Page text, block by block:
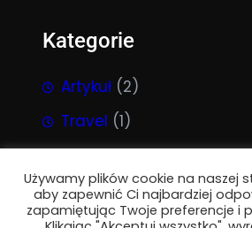
Kategorie
Artykuł(2)
Travel (1)
Używamy plików cookie na naszej
aby zapewnić Ci najbardziej
zapamiętując Twoje preferencje i